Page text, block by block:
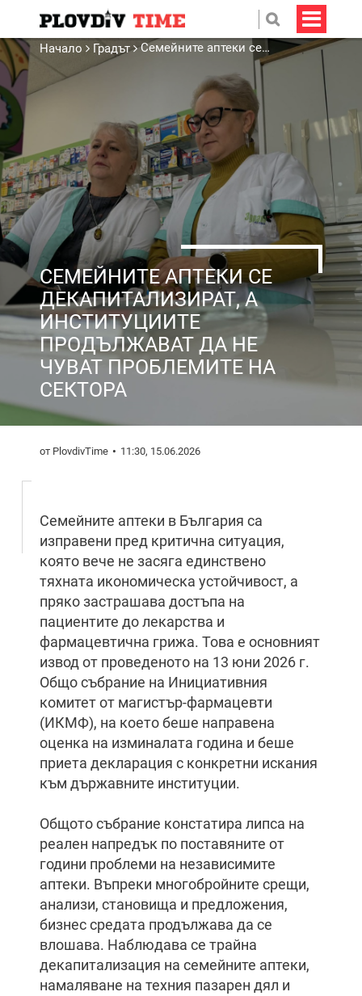
Начало Градът Семейните аптеки се декапитализират, а институциите продължават да не чуват проблемите на сектора
СЕМЕЙНИТЕ АПТЕКИ СЕ
ДЕКАПИТАЛИЗИРАТ, А
ИНСТИТУЦИИТЕ
ПРОДЪЛЖАВАТ ДА НЕ
ЧУВАТ ПРОБЛЕМИТЕ НА
СЕКТОРА
от PlovdivTime 11:30, 15.06.2026
Семейните аптеки в България са
изправени пред критична ситуация,
която вече не засяга единствено
тяхната икономическа устойчивост, а
пряко застрашава достъпа на
пациентите до лекарства и
фармацевтична грижа. Това е основният
извод от проведеното на 13 юни 2026 г.
Общо събрание на Инициативния
комитет от магистър-фармацевти
(ИКМФ), на което беше направена
оценка на изминалата година и беше
приета декларация с конкретни искания
към държавните институции.
Общото събрание констатира липса на
реален напредък по поставяните от
години проблеми на независимите
аптеки. Въпреки многобройните срещи,
анализи, становища и предложения,
бизнес средата продължава да се
влошава. Наблюдава се трайна
декапитализация на семейните аптеки,
намаляване на техния пазарен дял и